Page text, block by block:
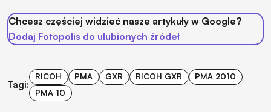
Chcesz częściej widzieć nasze artykuły w Google?
Dodaj Fotopolis do ulubionych źródeł
Tagi:
RICOH PMA GXR RICOH GXR
PMA 2010
PMA 10